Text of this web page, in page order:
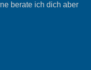
berate ich dich aber